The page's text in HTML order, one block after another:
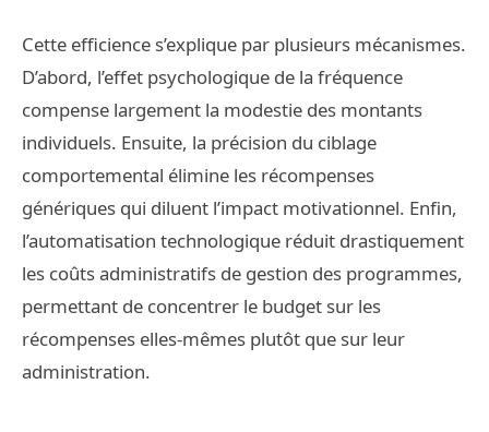
Cette efficience s’explique par plusieurs mécanismes.
D’abord, l’effet psychologique de la fréquence
compense largement la modestie des montants
individuels. Ensuite, la précision du ciblage
comportemental élimine les récompenses
génériques qui diluent l’impact motivationnel. Enfin,
l’automatisation technologique réduit drastiquement
les coûts administratifs de gestion des programmes,
permettant de concentrer le budget sur les
récompenses elles-mêmes plutôt que sur leur
administration.